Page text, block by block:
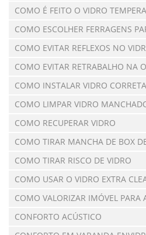
COMO É FEITO O VIDRO
COMO ESCOLHER FERRAGENS
COMO EVITAR REFLEXOS NO
COMO EVITAR RETRABALHO NA
COMO INSTALAR VIDRO
COMO LIMPAR VIDRO
COMO RECUPERAR VIDRO
COMO TIRAR MANCHA DE BOX
COMO TIRAR RISCO DE VIDRO
COMO USAR O VIDRO EXTRA
COMO VALORIZAR IMÓVEL PARA
CONFORTO ACÚSTICO